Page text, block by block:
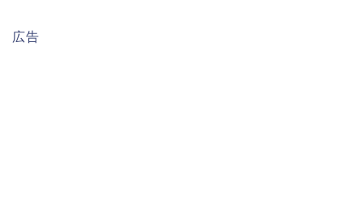
広告